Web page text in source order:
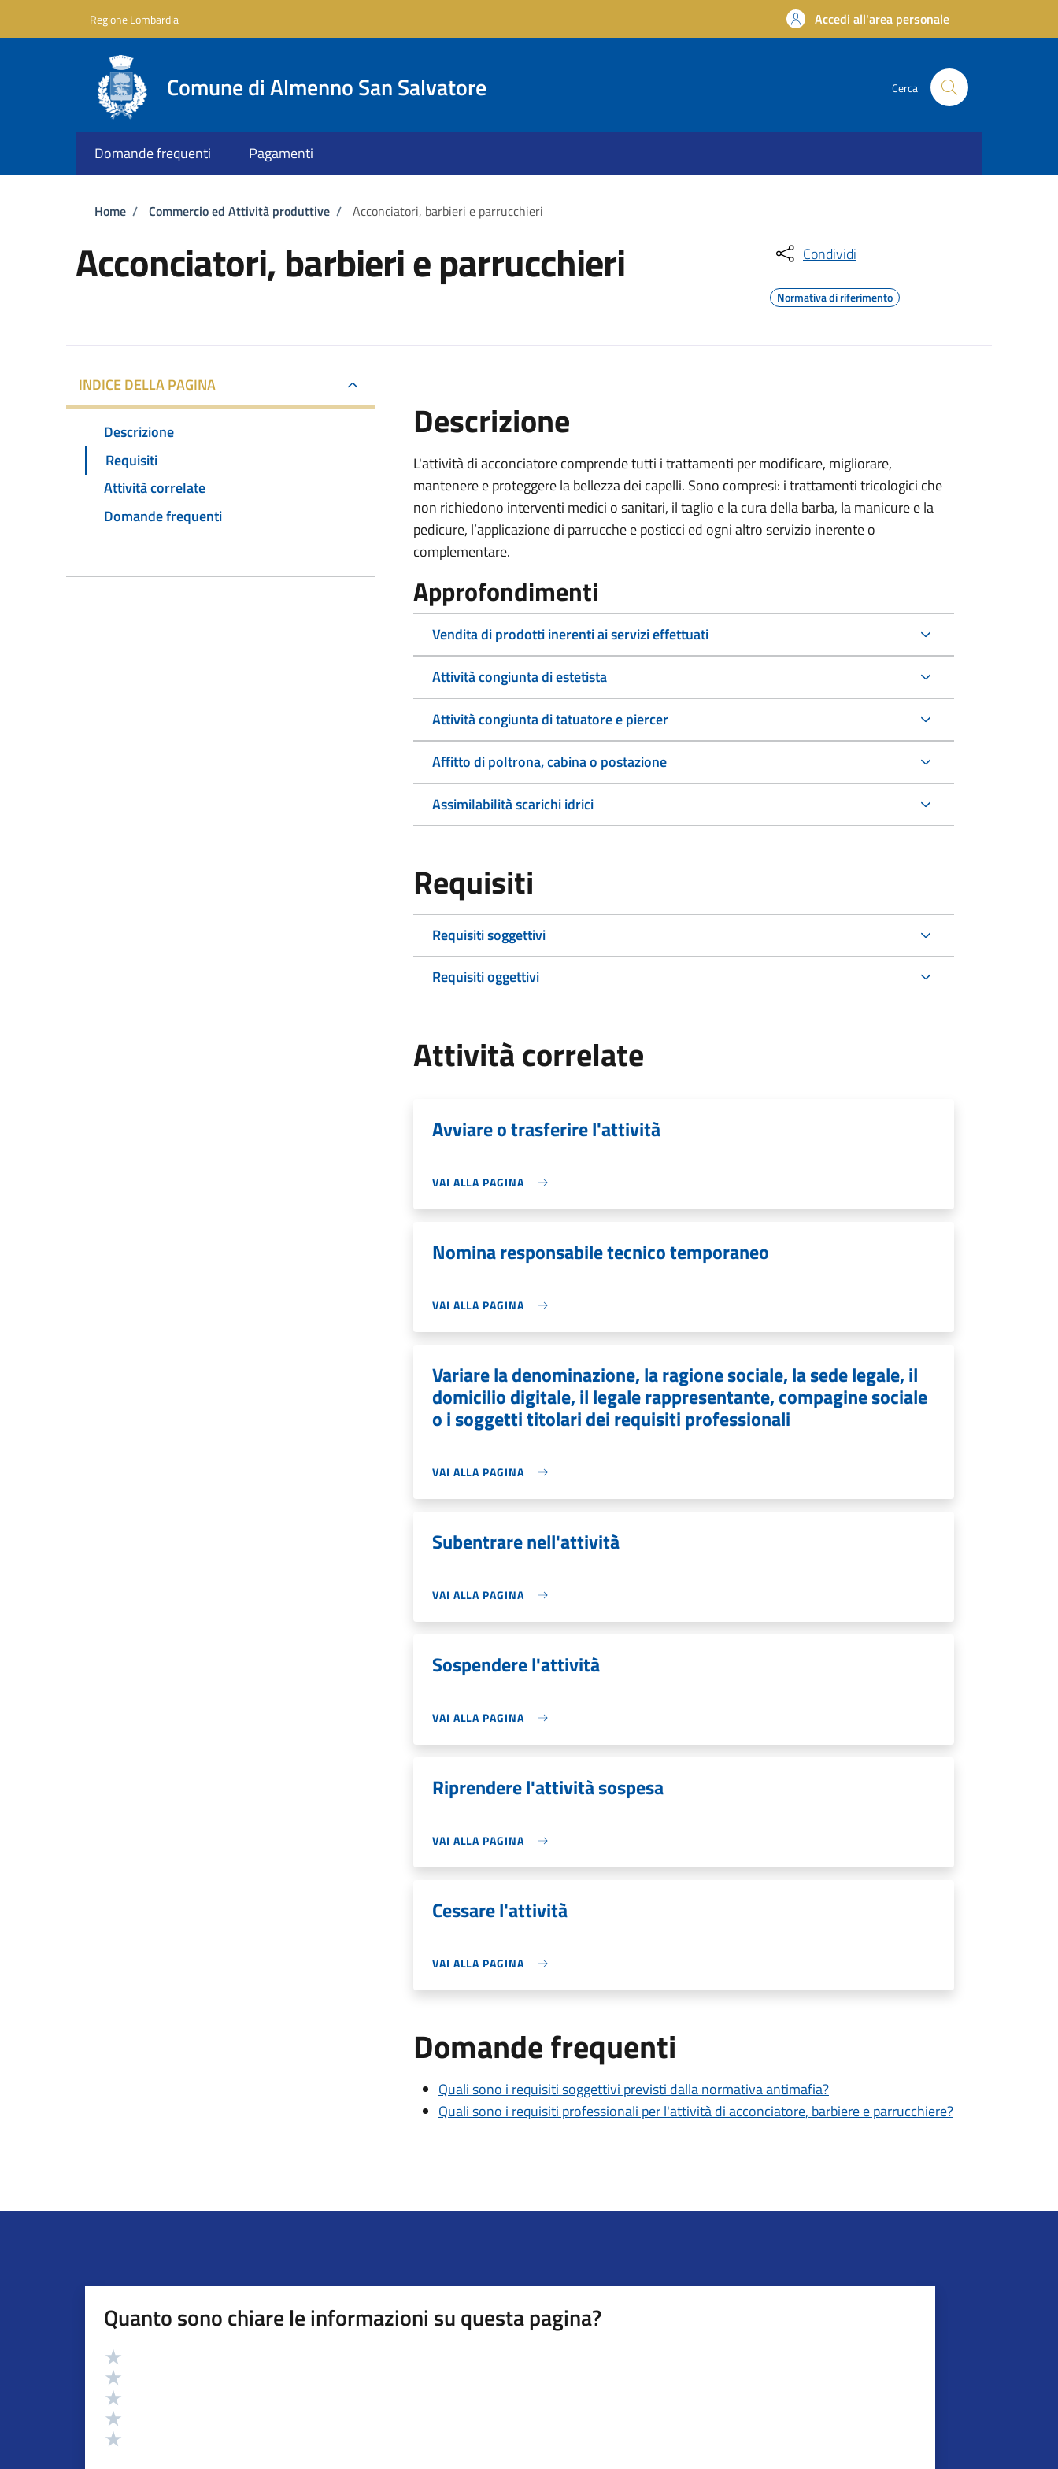
Regione Lombardia Accedi all'area personale
Comune di Almenno San Salvatore Cerca
Domande frequenti Pagamenti
Briciole di pane
Home / Commercio ed Attività produttive / Acconciatori, barbieri e parrucchieri
Acconciatori, barbieri e parrucchieri Condividi
Normativa di riferimento
INDICE DELLA PAGINA
Descrizione
Requisiti
Attività correlate
Domande frequenti
Descrizione
L'attività di acconciatore comprende tutti i trattamenti per modificare, migliorare,
mantenere e proteggere la bellezza dei capelli. Sono compresi: i trattamenti tricologici che
non richiedono interventi medici o sanitari, il taglio e la cura della barba, la manicure e la
pedicure, l’applicazione di parrucche e posticci ed ogni altro servizio inerente o
complementare.
Approfondimenti
Vendita di prodotti inerenti ai servizi effettuati
Attività congiunta di estetista
Attività congiunta di tatuatore e piercer
Affitto di poltrona, cabina o postazione
Assimilabilità scarichi idrici
Requisiti
Requisiti soggettivi
Requisiti oggettivi
Attività correlate
Avviare o trasferire l'attività
VAI ALLA PAGINA
Nomina responsabile tecnico temporaneo
VAI ALLA PAGINA
Variare la denominazione, la ragione sociale, la sede legale, il
domicilio digitale, il legale rappresentante, compagine sociale
o i soggetti titolari dei requisiti professionali
VAI ALLA PAGINA
Subentrare nell'attività
VAI ALLA PAGINA
Sospendere l'attività
VAI ALLA PAGINA
Riprendere l'attività sospesa
VAI ALLA PAGINA
Cessare l'attività
VAI ALLA PAGINA
Domande frequenti
Quali sono i requisiti soggettivi previsti dalla normativa antimafia?
Quali sono i requisiti professionali per l'attività di acconciatore, barbiere e parrucchiere?
Quanto sono chiare le informazioni su questa pagina?
Valutazione